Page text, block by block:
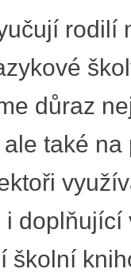
rodilí
důraz
také
i
školní